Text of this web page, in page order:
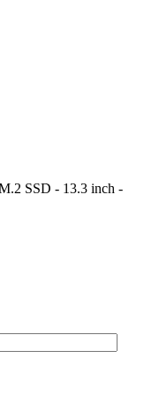
SSD - 13.3 inch -